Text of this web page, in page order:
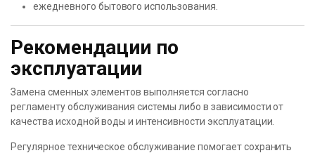
ежедневного бытового использования.
Рекомендации по
эксплуатации
Замена сменных элементов выполняется согласно
регламенту обслуживания системы либо в зависимости от
качества исходной воды и интенсивности эксплуатации.
Регулярное техническое обслуживание помогает сохранить